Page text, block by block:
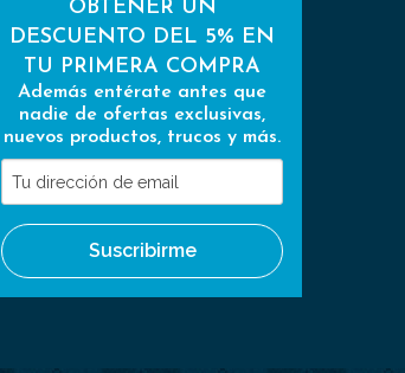
OBTENER UN
DESCUENTO DEL 5% EN
TU PRIMERA COMPRA
Además entérate antes que
nadie de ofertas exclusivas,
nuevos productos, trucos y más.
Tu
dirección
de
email
Suscribirme